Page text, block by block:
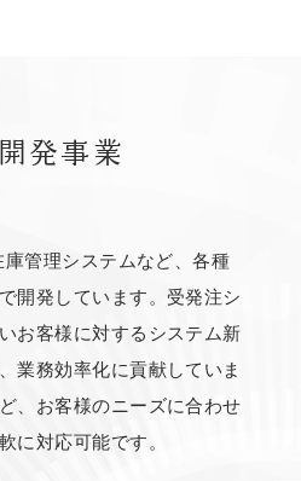
発事業
管理システムなど、各種
開発しています。受発注シ
お客様に対するシステム新
業務効率化に貢献していま
、お客様のニーズに合わせ
に対応可能です。